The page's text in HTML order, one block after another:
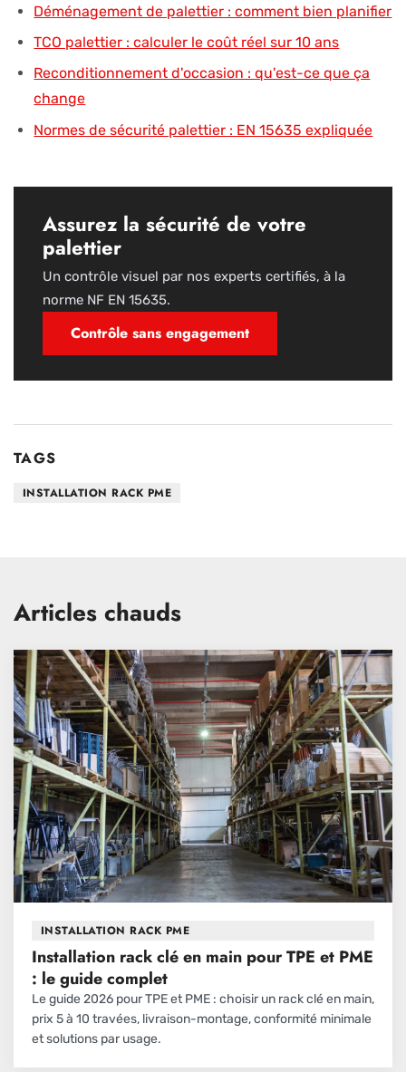
Déménagement de palettier : comment bien planifier
TCO palettier : calculer le coût réel sur 10 ans
Reconditionnement d'occasion : qu'est-ce que ça
change
Normes de sécurité palettier : EN 15635 expliquée
Assurez la sécurité de votre
palettier
Un contrôle visuel par nos experts certifiés, à la
norme NF EN 15635.
Contrôle sans engagement
TAGS
INSTALLATION RACK PME
Articles chauds
INSTALLATION RACK PME
Installation rack clé en main pour TPE et PME
: le guide complet
Le guide 2026 pour TPE et PME : choisir un rack clé en main,
prix 5 à 10 travées, livraison-montage, conformité minimale
et solutions par usage.